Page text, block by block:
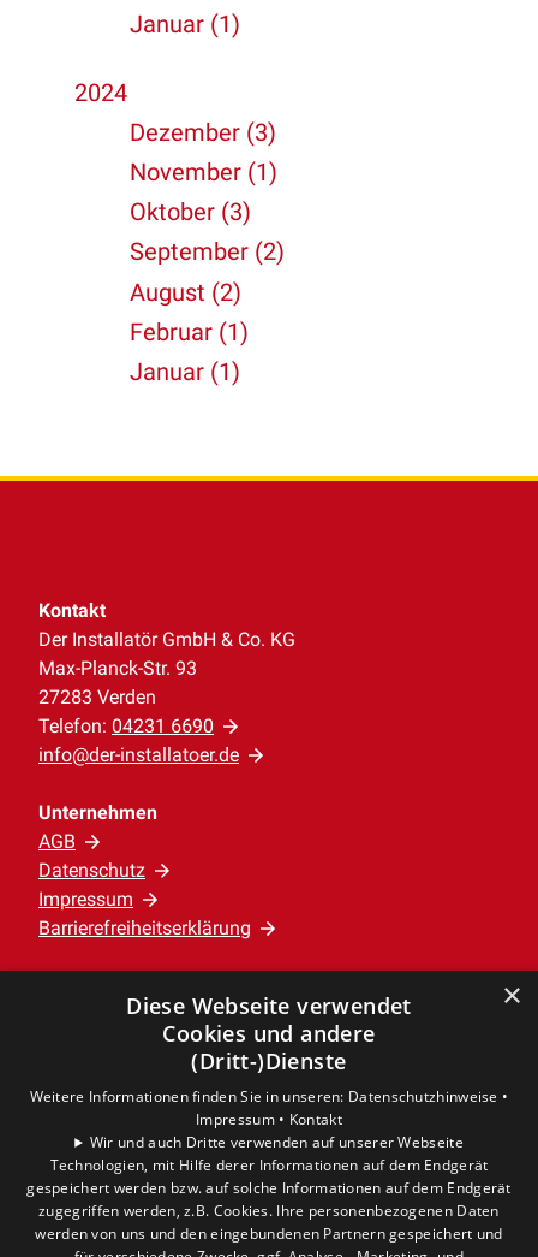
Januar (1)
2024
Dezember (3)
November (1)
Oktober (3)
September (2)
August (2)
Februar (1)
Januar (1)
Kontakt
Der Installatör GmbH & Co. KG
Max-Planck-Str. 93
27283 Verden
Telefon: 04231 6690
info@der-installatoer.de
Unternehmen
AGB
Datenschutz
Impressum
Barrierefreiheitserklärung
Leistungen
Standort
Verden
×
Diese Webseite verwendet
Cookies und andere
(Dritt-)Dienste
Weitere Informationen finden Sie in unseren: Datenschutzhinweise •
Impressum • Kontakt
Wir und auch Dritte verwenden auf unserer Webseite
Technologien, mit Hilfe derer Informationen auf dem Endgerät
gespeichert werden bzw. auf solche Informationen auf dem Endgerät
zugegriffen werden, z.B. Cookies. Ihre personenbezogenen Daten
werden von uns und den eingebundenen Partnern gespeichert und